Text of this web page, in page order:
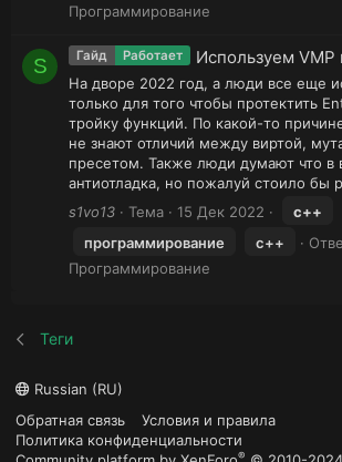
Программирование
S Гайд Работает Используем VMP
На дворе 2022 год, а люди все еще
только для того чтобы протектить
тройку функций. По какой-то
не знают отличий между виртой,
пресетом. Также люди думают что в
антиотладка, но пожалуй стоило бы
s1vo13
Тема 15 Дек 2022 c++
программирование
с++
Программирование
Теги
Russian (RU)
Обратная связь
Условия и правила
Политика конфиденциальности
®